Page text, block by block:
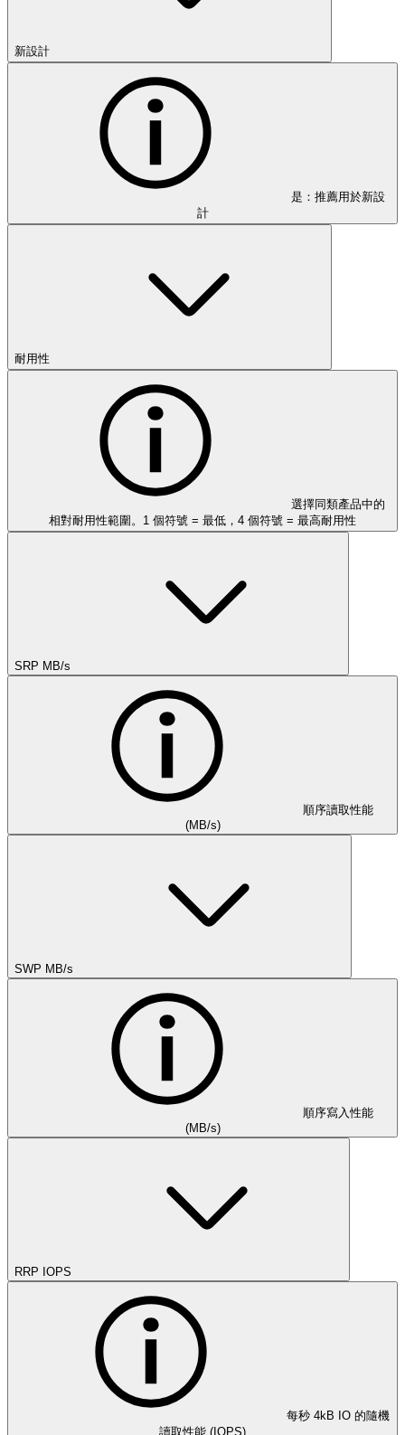
新設計
是：推薦用於新設
計
耐用性
選擇同類產品中的
相對耐用性範圍。1 個符號 = 最低，4 個符號 = 最高耐用性
SRP MB/s
順序讀取性能
(MB/s)
SWP MB/s
順序寫入性能
(MB/s)
RRP IOPS
每秒 4kB IO 的隨機
讀取性能 (IOPS)